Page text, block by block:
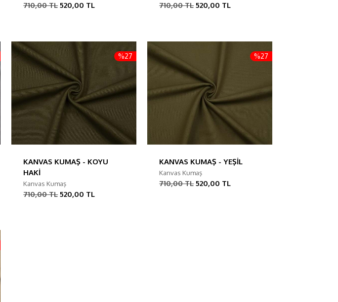
710,00 TL 520,00 TL 710,00 TL 520,00 TL
%27
KANVAS KUMAŞ - KOYU
HAKİ
Kanvas Kumaş
710,00 TL 520,00 TL
%27
KANVAS KUMAŞ - YEŞİL
Kanvas Kumaş
710,00 TL 520,00 TL